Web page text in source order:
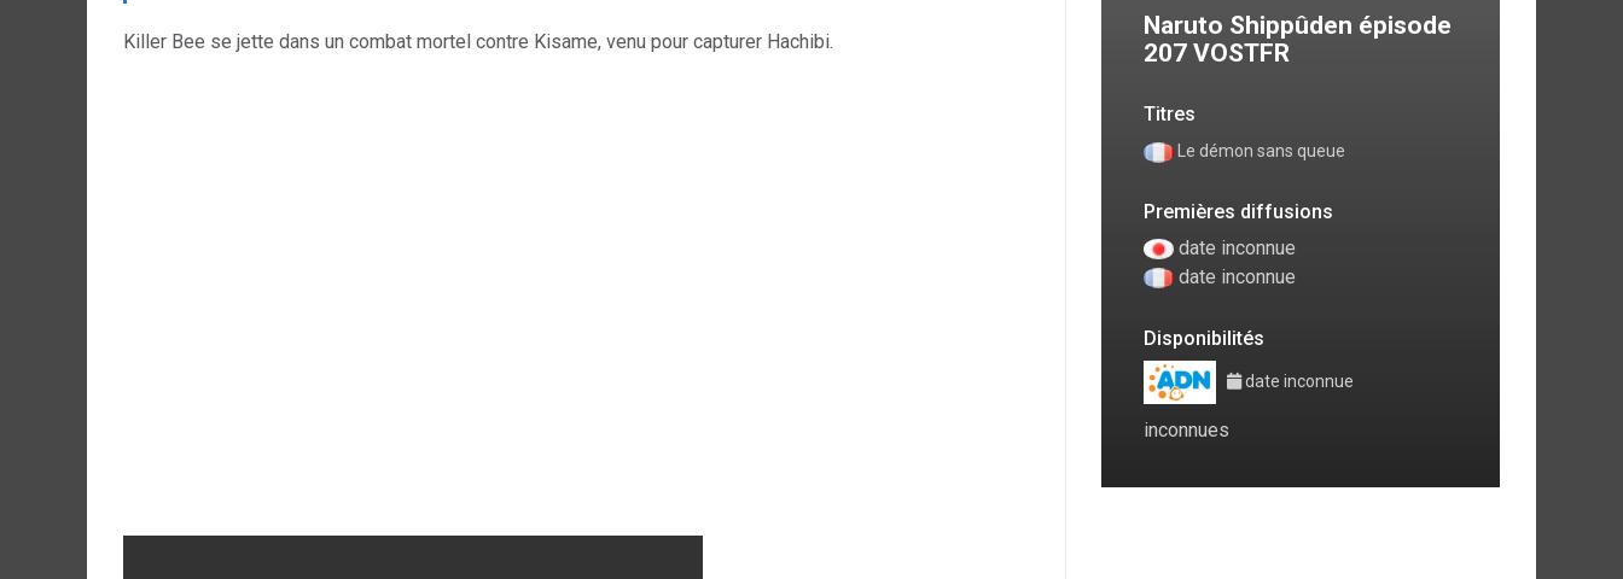
Killer Bee se jette dans un combat mortel contre Kisame, venu pour capturer Hachibi.
Naruto Shippûden épisode
207 VOSTFR
Titres
Le démon sans queue
Premières diffusions
date inconnue
date inconnue
Disponibilités
date inconnue
inconnues